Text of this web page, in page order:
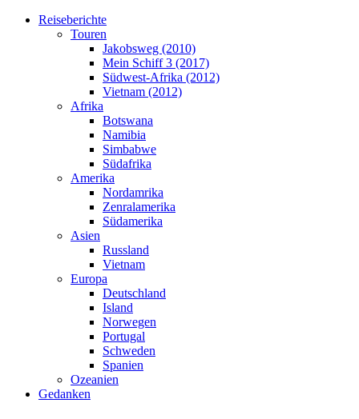
Reiseberichte
Touren
Jakobsweg (2010)
Mein Schiff 3 (2017)
Südwest-Afrika (2012)
Vietnam (2012)
Afrika
Botswana
Namibia
Simbabwe
Südafrika
Amerika
Nordamrika
Zenralamerika
Südamerika
Asien
Russland
Vietnam
Europa
Deutschland
Island
Norwegen
Portugal
Schweden
Spanien
Ozeanien
Gedanken